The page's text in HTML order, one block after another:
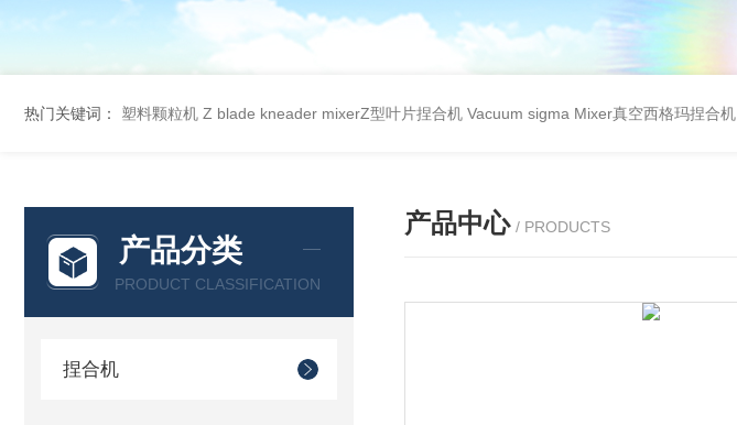
热门关键词： 塑料颗粒机 Z blade kneader mixerZ型叶片捏合机 Vacuum sigma Mixer真空西格玛捏合机
产品分类
PRODUCT CLASSIFICATION
捏合机
产品中心 / PRODUCTS